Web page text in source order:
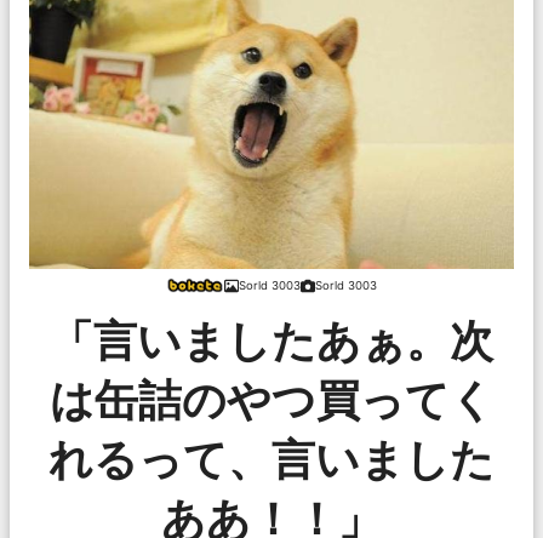
Sorld 3003 Sorld 3003
「言いましたあぁ。次
は缶詰のやつ買ってく
れるって、言いました
ああ！！」